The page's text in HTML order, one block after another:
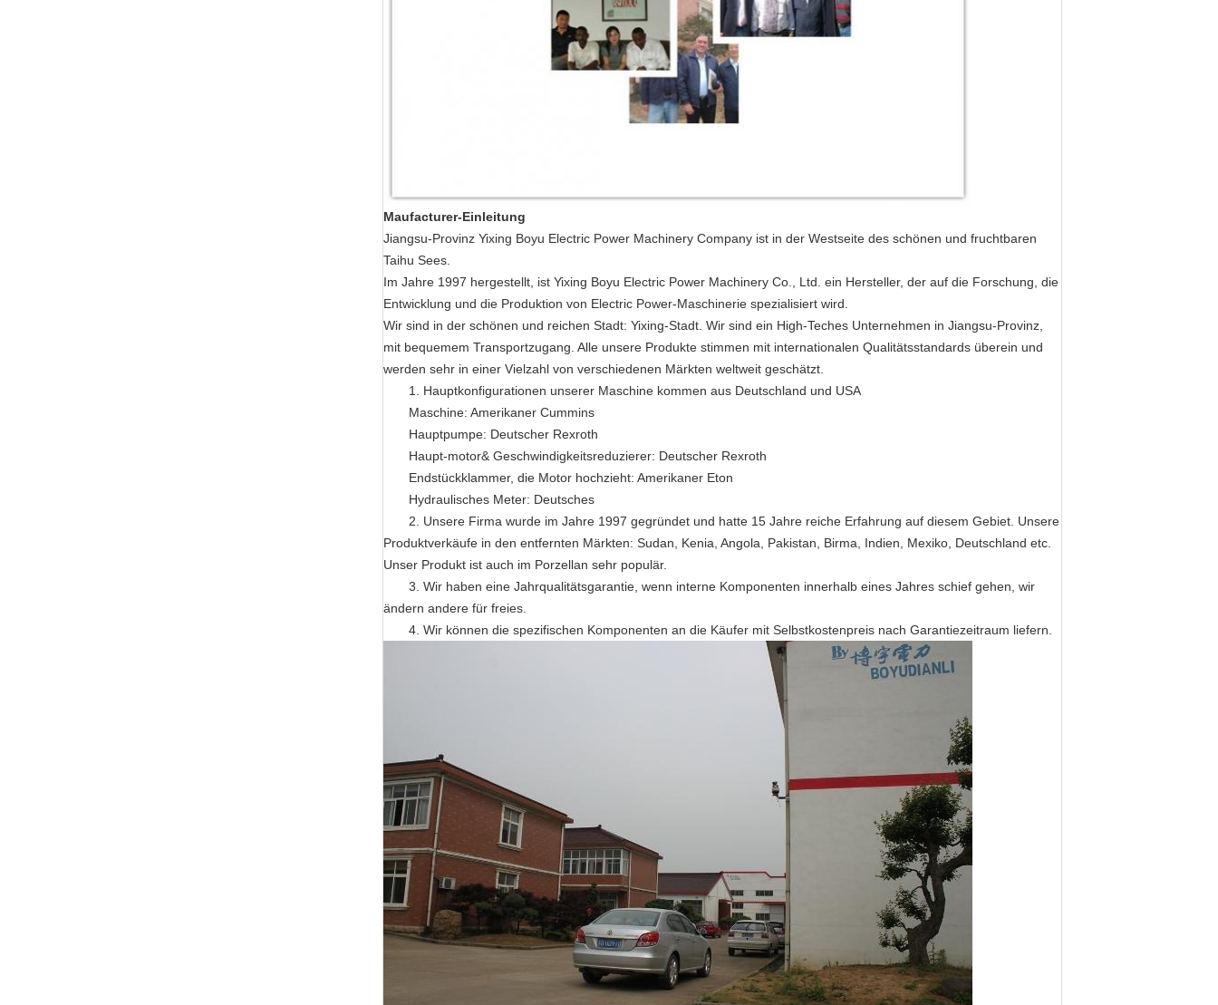
Maufacturer-Einleitung
Jiangsu-Provinz Yixing Boyu Electric Power Machinery Company ist in der Westseite des schönen und fruchtbaren
Taihu Sees.
Im Jahre 1997 hergestellt, ist Yixing Boyu Electric Power Machinery Co., Ltd. ein Hersteller, der auf die Forschung, die
Entwicklung und die Produktion von Electric Power-Maschinerie spezialisiert wird.
Wir sind in der schönen und reichen Stadt: Yixing-Stadt. Wir sind ein High-Teches Unternehmen in Jiangsu-Provinz,
mit bequemem Transportzugang. Alle unsere Produkte stimmen mit internationalen Qualitätsstandards überein und
werden sehr in einer Vielzahl von verschiedenen Märkten weltweit geschätzt.
1. Hauptkonfigurationen unserer Maschine kommen aus Deutschland und USA
Maschine: Amerikaner Cummins
Hauptpumpe: Deutscher Rexroth
Haupt-motor& Geschwindigkeitsreduzierer: Deutscher Rexroth
Endstückklammer, die Motor hochzieht: Amerikaner Eton
Hydraulisches Meter: Deutsches
2. Unsere Firma wurde im Jahre 1997 gegründet und hatte 15 Jahre reiche Erfahrung auf diesem Gebiet. Unsere
Produktverkäufe in den entfernten Märkten: Sudan, Kenia, Angola, Pakistan, Birma, Indien, Mexiko, Deutschland etc.
Unser Produkt ist auch im Porzellan sehr populär.
3. Wir haben eine Jahrqualitätsgarantie, wenn interne Komponenten innerhalb eines Jahres schief gehen, wir
ändern andere für freies.
4. Wir können die spezifischen Komponenten an die Käufer mit Selbstkostenpreis nach Garantiezeitraum liefern.